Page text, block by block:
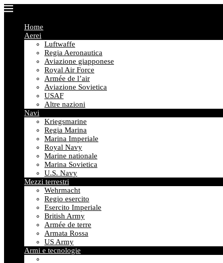
Home
Aerei
Luftwaffe
Regia Aeronautica
Aviazione giapponese
Royal Air Force
Armée de l’air
Aviazione Sovietica
USAF
Altre nazioni
Navi
Kriegsmarine
Regia Marina
Marina Imperiale
Royal Navy
Marine nationale
Marina Sovietica
U.S. Navy
Mezzi terrestri
Wehrmacht
Regio esercito
Esercito Imperiale
British Army
Armée de terre
Armata Rossa
US Army
Armi e tecnologie